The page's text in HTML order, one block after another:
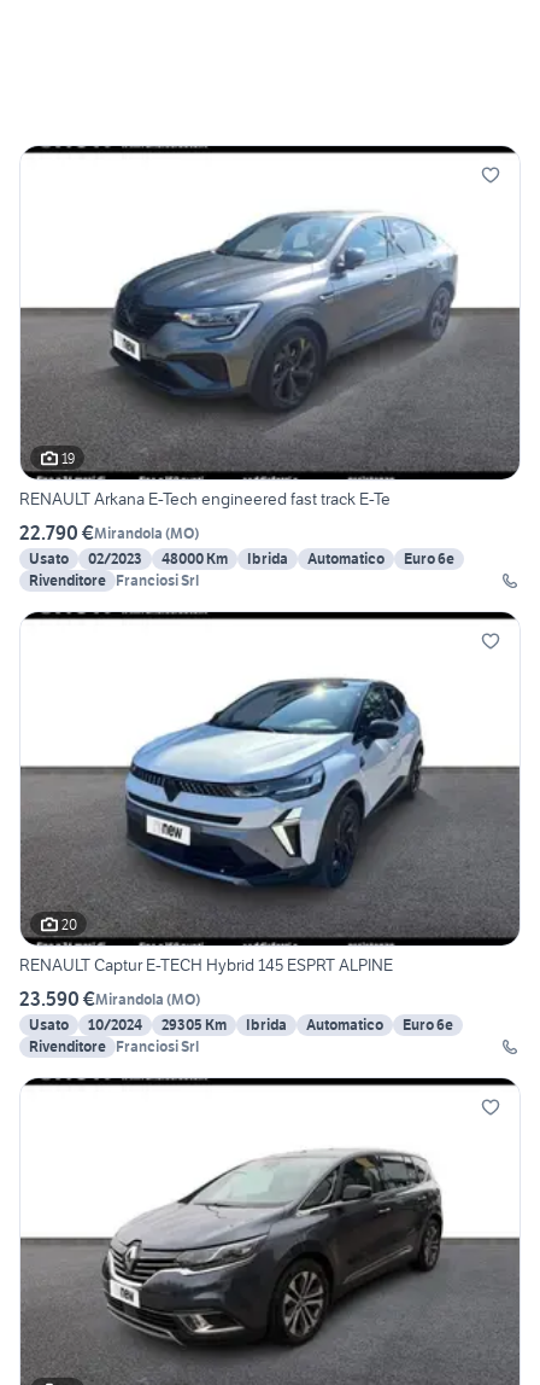
19
RENAULT Arkana E-Tech engineered fast track E-Te
22.790 €Mirandola (MO)
Usato
02/2023 48000 Km Ibrida Automatico
Euro 6e
Rivenditore Franciosi Srl
20
RENAULT Captur E-TECH Hybrid 145 ESPRT ALPINE
23.590 €Mirandola (MO)
Usato
10/2024 29305 Km Ibrida Automatico
Euro 6e
Rivenditore Franciosi Srl